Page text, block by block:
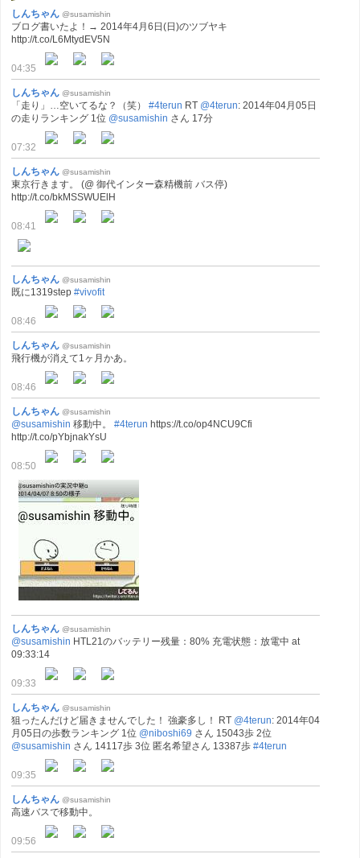
しんちゃん @susamishin
ブログ書いたよ！→ 2014年4月6日(日)のツブヤキ
http://t.co/L6MtydEV5N
04:35
しんちゃん @susamishin
「走り」…空いてるな？（笑） #4terun RT @4terun: 2014年04月05日
の走りランキング 1位 @susamishin さん 17分
07:32
しんちゃん @susamishin
東京行きます。 (@ 御代インター森精機前 バス停)
http://t.co/bkMSSWUElH
08:41
しんちゃん @susamishin
既に1319step #vivofit
08:46
しんちゃん @susamishin
飛行機が消えて1ヶ月かあ。
08:46
しんちゃん @susamishin
@susamishin 移動中。 #4terun https://t.co/op4NCU9Cfi
http://t.co/pYbjnakYsU
08:50
しんちゃん @susamishin
@susamishin HTL21のバッテリー残量：80% 充電状態：放電中 at
09:33:14
09:33
しんちゃん @susamishin
狙ったんだけど届きませんでした！ 強豪多し！ RT @4terun: 2014年04
月05日の歩数ランキング 1位 @niboshi69 さん 15043歩 2位
@susamishin さん 14117歩 3位 匿名希望さん 13387歩 #4terun
09:35
しんちゃん @susamishin
高速バスで移動中。
09:56